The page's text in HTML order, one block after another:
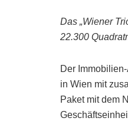
Das „Wiener
22.300
Der
in Wien mit
Paket mit dem